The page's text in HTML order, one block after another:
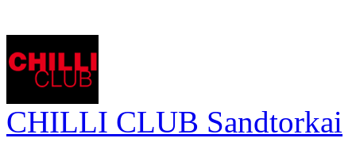
CHILLI CLUB Sandtorkai